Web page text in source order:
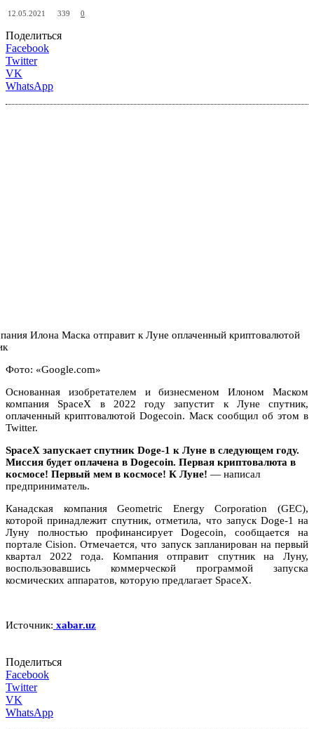
12.05.2021 339 0
Поделиться
Facebook
Twitter
VK
WhatsApp
Фото: «Google.com»
Основанная изобретателем и бизнесменом Илоном Маском
компания SpaceX в 2022 году запустит к Луне спутник,
оплаченный криптовалютой Dogecoin. Маск сообщил об этом в
Twitter.
SpaceX запускает спутник Doge-1 к Луне в следующем году.
Миссия будет оплачена в Dogecoin. Первая криптовалюта в
космосе! Первый мем в космосе! К Луне! — написал
предприниматель.
Канадская компания Geometric Energy Corporation (GEC),
которой принадлежит спутник, отметила, что запуск Doge-1 на
Луну полностью профинансирует Dogecoin, сообщается на
портале Cision. Отмечается, что запуск запланирован на первый
квартал 2022 года. Компания отправит спутник на Луну,
воспользовавшись коммерческой программой запуска
космических аппаратов, которую предлагает SpaceX.
Источник: xabar.uz
Поделиться
Facebook
Twitter
VK
WhatsApp